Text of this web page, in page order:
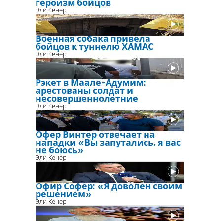
героизм бойцов
Эли Кенер
Военная собака привела
бойцов к туннелю ХАМАС
Эли Кенер
Рэкет в Маале-Адумим:
арестованы солдат и
несовершеннолетние
Эли Кенер
Офер Винтер отвечает на
нападки «Вы запутались, я вас
не боюсь»
Эли Кенер
Офир Софер: «Я доволен своим
решением»
Эли Кенер